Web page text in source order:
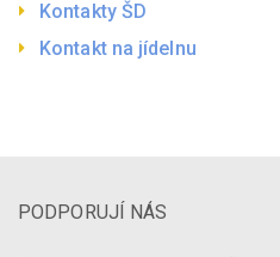
Kontakty ŠD
Kontakt na jídelnu
PODPORUJÍ NÁS